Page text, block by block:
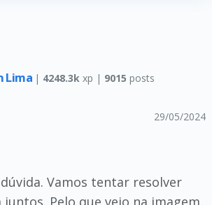
Lima | 4248.3k xp | 9015 posts
29/05/2024
Vamos tentar resolver